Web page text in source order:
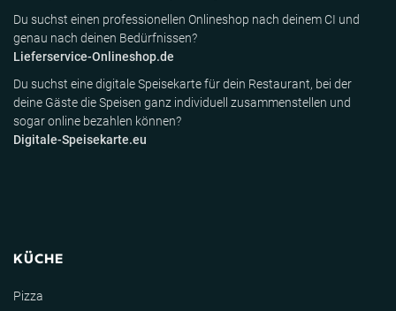
Du suchst einen professionellen Onlineshop nach deinem CI und
genau nach deinen Bedürfnissen?
Lieferservice-Onlineshop.de
Du suchst eine digitale Speisekarte für dein Restaurant, bei der
deine Gäste die Speisen ganz individuell zusammenstellen und
sogar online bezahlen können?
Digitale-Speisekarte.eu
KÜCHE
Pizza